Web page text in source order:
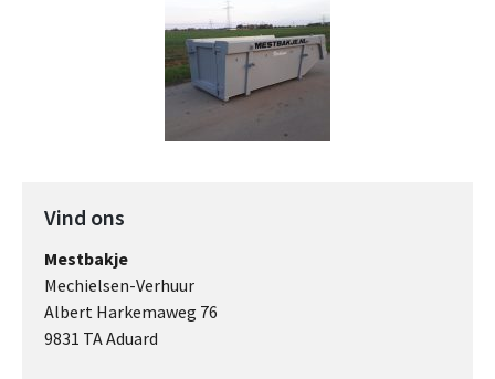
Vind ons
Mestbakje
Mechielsen-Verhuur
Albert Harkemaweg 76
9831 TA Aduard